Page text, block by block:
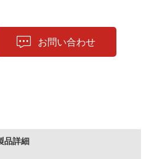
お問い合わせ
品詳細